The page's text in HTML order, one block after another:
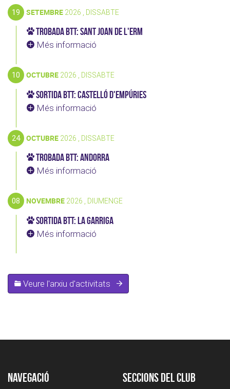
19 SETEMBRE 2026 , DISSABTE
Trobada BTT: Sant Joan de l'Erm
Més informació
10 OCTUBRE 2026 , DISSABTE
Sortida BTT: Castelló d'Empúries
Més informació
24 OCTUBRE 2026 , DISSABTE
Trobada BTT: Andorra
Més informació
08 NOVEMBRE 2026 , DIUMENGE
Sortida BTT: La Garriga
Més informació
Veure l'arxiu d'activitats
Navegació Seccions del club